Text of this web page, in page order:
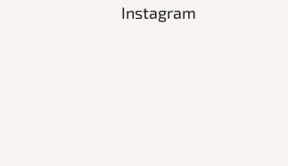
Instagram